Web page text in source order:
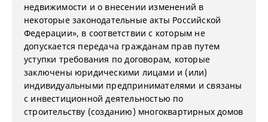
недвижимости и о внесении изменений в
некоторые законодательные акты Российской
Федерации», в соответствии с которым не
допускается передача гражданам прав путем
уступки требования по договорам, которые
заключены юридическими лицами и (или)
индивидуальными предпринимателями и связаны
с инвестиционной деятельностью по
строительству (созданию) многоквартирных домов